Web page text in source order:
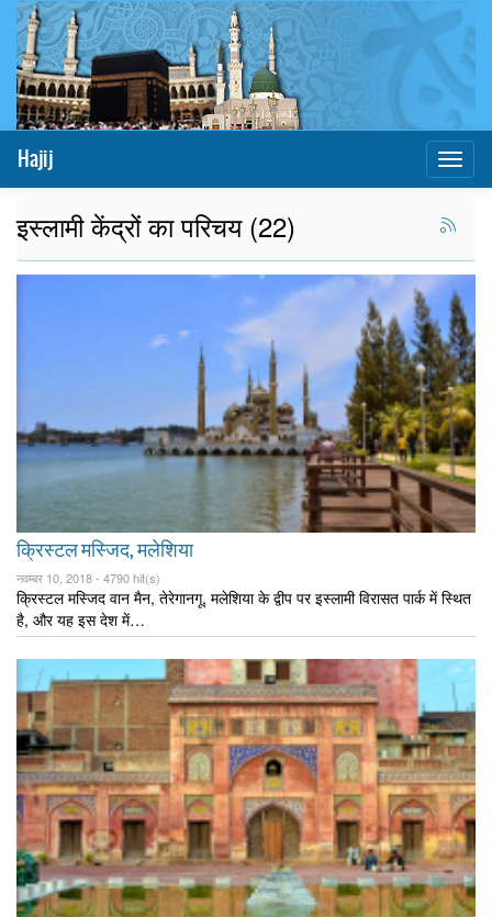
Hajij
इस्लामी केंद्रों का परिचय (22)
क्रिस्टल मस्जिद, मलेशिया
नवम्बर 10, 2018 - 4790 hit(s)
क्रिस्टल मस्जिद वान मैन, तेरेगानगू, मलेशिया के द्वीप पर इस्लामी विरासत पार्क में स्थित
है, और यह इस देश में…